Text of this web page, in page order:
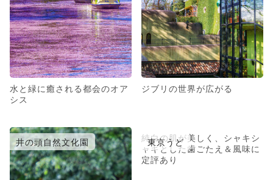
水と緑に癒される都会のオア
シス
ジブリの世界が広がる
井の頭自然文化園 東京うど
純白の肌が美しく、シャキシ
ャキとした歯ごたえ＆風味に
定評あり